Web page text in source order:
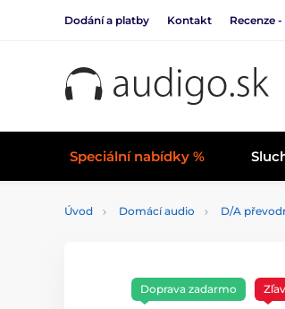
Dodání a platby Kontakt Recenze
Speciální nabídky %
Úvod Domácí audio D/A
Doprava zadarmo